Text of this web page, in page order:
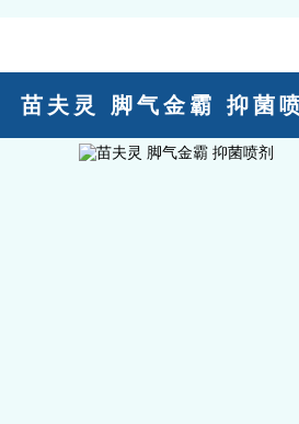
苗夫灵 脚气金霸 抑菌